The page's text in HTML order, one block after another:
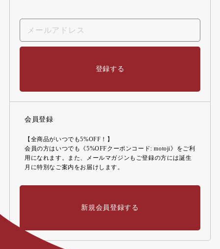
登録する
会員登録
【全商品がいつでも5%OFF！】
会員の方はいつでも《5%OFFクーポンコード: motoji》をご利
用になれます。また、メールマガジンもご登録の方には誕生
月に特別なご案内をお届けします。
新規会員登録する